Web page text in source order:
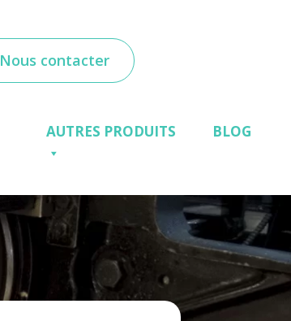
Nous contacter
AUTRES PRODUITS BLOG